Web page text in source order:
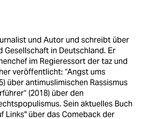
und Autor und schreibt über
Gesellschaft in Deutschland. Er
im Regieressort der taz und
veröffentlicht: “Angst ums
über antimuslimischen Rassismus
(2018) über den
Sein aktuelles Buch
Links" über das Comeback der